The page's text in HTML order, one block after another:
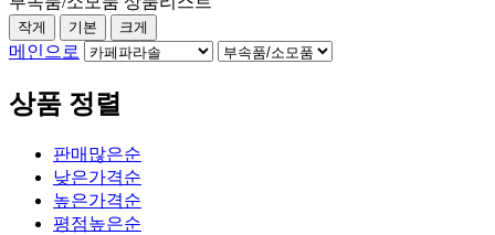
작게 기본 크게
메인으로
상품 정렬
판매많은순
낮은가격순
높은가격순
평점높은순